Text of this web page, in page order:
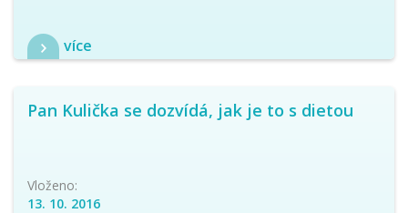
více
Pan Kulička se dozvídá, jak je to s dietou
Vloženo:
13. 10. 2016